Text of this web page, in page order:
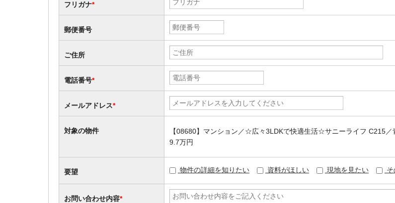
フリガナ*
郵便番号
ご住所
電話番号*
メールアドレス*
対象の物件
【08680】マンション／☆広々3LDKで快適生活☆サニーライフ C215／
9.7万円
要望 物件の詳細を知りたい 資料がほしい 現地を見たい
お問い合わせ内容*